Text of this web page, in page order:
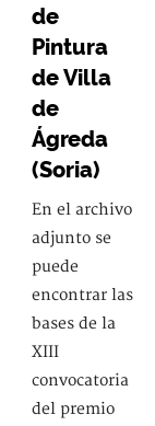
de
Pintura
de Villa
de
Ágreda
(Soria)
En el archivo
adjunto se
puede
encontrar las
bases de la
XIII
convocatoria
del premio